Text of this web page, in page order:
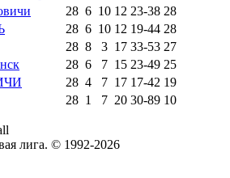
28 6 10 12 23-38 28
28 6 10 12 19-44 28
28 8 3 17 33-53 27
28 6 7 15 23-49 25
28 4 7 17 17-42 19
28 1 7 20 30-89 10
лига. © 1992-2026